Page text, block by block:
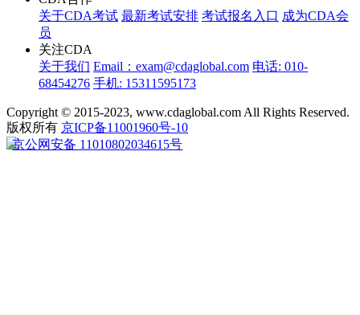
关于CDA考试 最新考试安排 考试报名入口 成为CDA会
员
关注CDA
关于我们 Email：exam@cdaglobal.com 电话: 010-
68454276 手机: 15311595173
Copyright © 2015-2023, www.cdaglobal.com All Rights Reserved.
版权所有 京ICP备11001960号-10
京公网安备 11010802034615号